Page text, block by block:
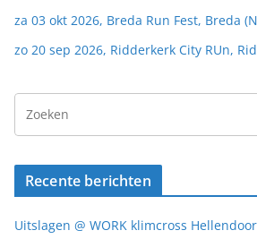
za 03 okt 2026, Breda Run Fest, Breda
zo 20 sep 2026, Ridderkerk City RUn,
Recente berichten
Uitslagen @ WORK klimcross